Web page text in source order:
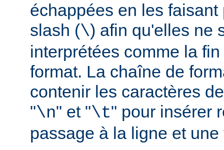
échappées en les
slash (\) afin qu'elles ne
interprétées comme la
format. La chaîne de
contenir les caractères
"\n" et "\t" pour insérer
passage à la ligne et